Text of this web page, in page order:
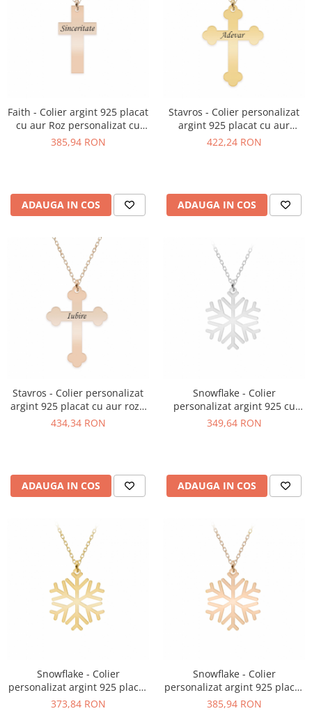
Faith - Colier argint 925 placat
cu aur Roz personalizat cu
text - cruce
385,94 RON
ADAUGA IN COS
Stavros - Colier personalizat
argint 925 placat cu aur
galben 24K- cruce
422,24 RON
ADAUGA IN COS
Stavros - Colier personalizat
argint 925 placat cu aur roz -
cruce
434,34 RON
ADAUGA IN COS
Snowflake - Colier
personalizat argint 925 cu
pandantiv Fulg
349,64 RON
ADAUGA IN COS
Snowflake - Colier
personalizat argint 925 placat
cu aur galben 24K cu
373,84 RON
Snowflake - Colier
personalizat argint 925 placat
cu aur roz cu pandantiv Fulg
385,94 RON